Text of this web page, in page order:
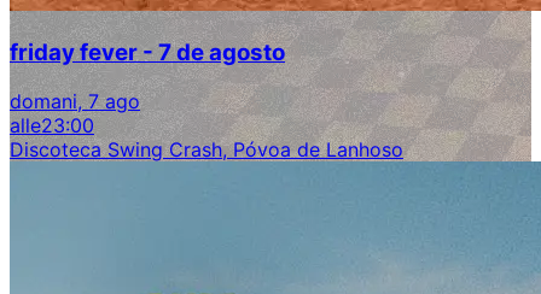
friday fever - 7 de agosto
domani, 7 ago
alle23:00
Discoteca Swing Crash, Póvoa de Lanhoso